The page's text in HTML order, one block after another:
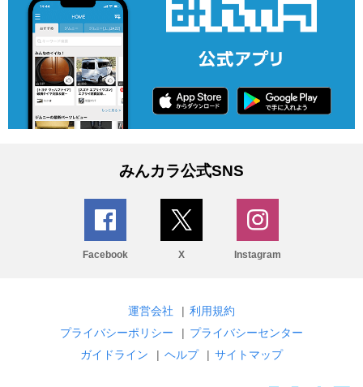
みんカラ公式SNS
Facebook X Instagram
運営会社 | 利用規約
プライバシーポリシー
| プライバシーセンター
ガイドライン
| ヘルプ | サイトマップ